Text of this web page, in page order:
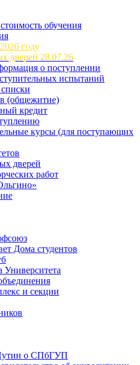
обучения
году
дверей 28.07.26
о поступлении
испытаний
(общежитие)
кредит
курсы (для поступающих
дверей
работ
Дома студентов
Университета
и секции
о СПбГУП